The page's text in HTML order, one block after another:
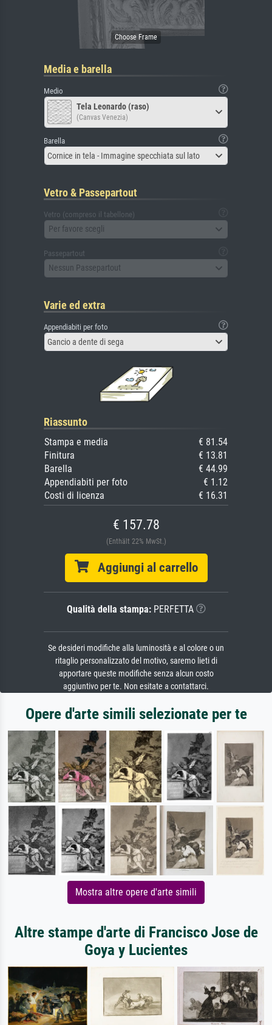
Media e barella
Medio
Tela Leonardo (raso)
(Canvas Venezia)
Barella
Cornice in tela - Immagine specchiata sul lato
Vetro & Passepartout
Vetro (compreso il tabellone)
Per favore scegli
Passepartout
Nessun Passepartout
Varie ed extra
Appendiabiti per foto
Gancio a dente di sega
Riassunto
Stampa e media
€ 81.54
Finitura
€ 13.81
Barella
€ 44.99
Appendiabiti per foto
€ 1.12
Costi di licenza
€ 16.31
€ 157.78
(Enthält 22% MwSt.)
Aggiungi al carrello
Qualità della stampa:PERFETTA
Se desideri modifiche alla luminosità e al colore o un
ritaglio personalizzato del motivo, saremo lieti di
apportare queste modifiche senza alcun costo
aggiuntivo per te. Non esitate a contattarci.
Opere d'arte simili selezionate per te
Mostra altre opere d'arte simili
Altre stampe d'arte di Francisco Jose de
Goya y Lucientes